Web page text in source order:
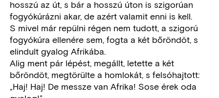
hosszú az út, s bár a hosszú úton is szigorúan
fogyókúrázni akar, de azért valamit enni is kell.
S mivel már repülni régen nem tudott, a szigorú
fogyókúra ellenére sem, fogta a két bőröndöt, s
elindult gyalog Afrikába.
Alig ment pár lépést, megállt, letette a két
bőröndöt, megtörülte a homlokát, s felsóhajtott:
„Haj! Haj! De messze van Afrika! Sose érek oda